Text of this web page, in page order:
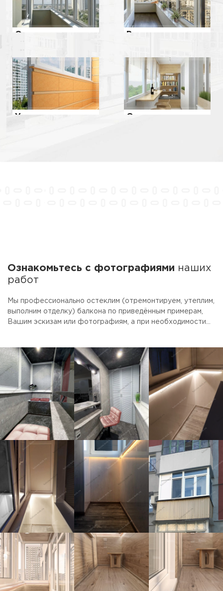
Остекление Ремонт
Утепление Отделка
Ознакомьтесь с фотографиями наших
работ
Мы профессионально остеклим (отремонтируем, утеплим,
выполним отделку) балкона по приведённым примерам,
Вашим эскизам или фотографиям, а при необходимости
(эконом, вариант "цена-качество" и премиум) с
включением в перечень работ Ваших индивидуальных
пожеланий. Очень надеемся, что Вам понравится наш
подход к делу и качество выполненной работы!